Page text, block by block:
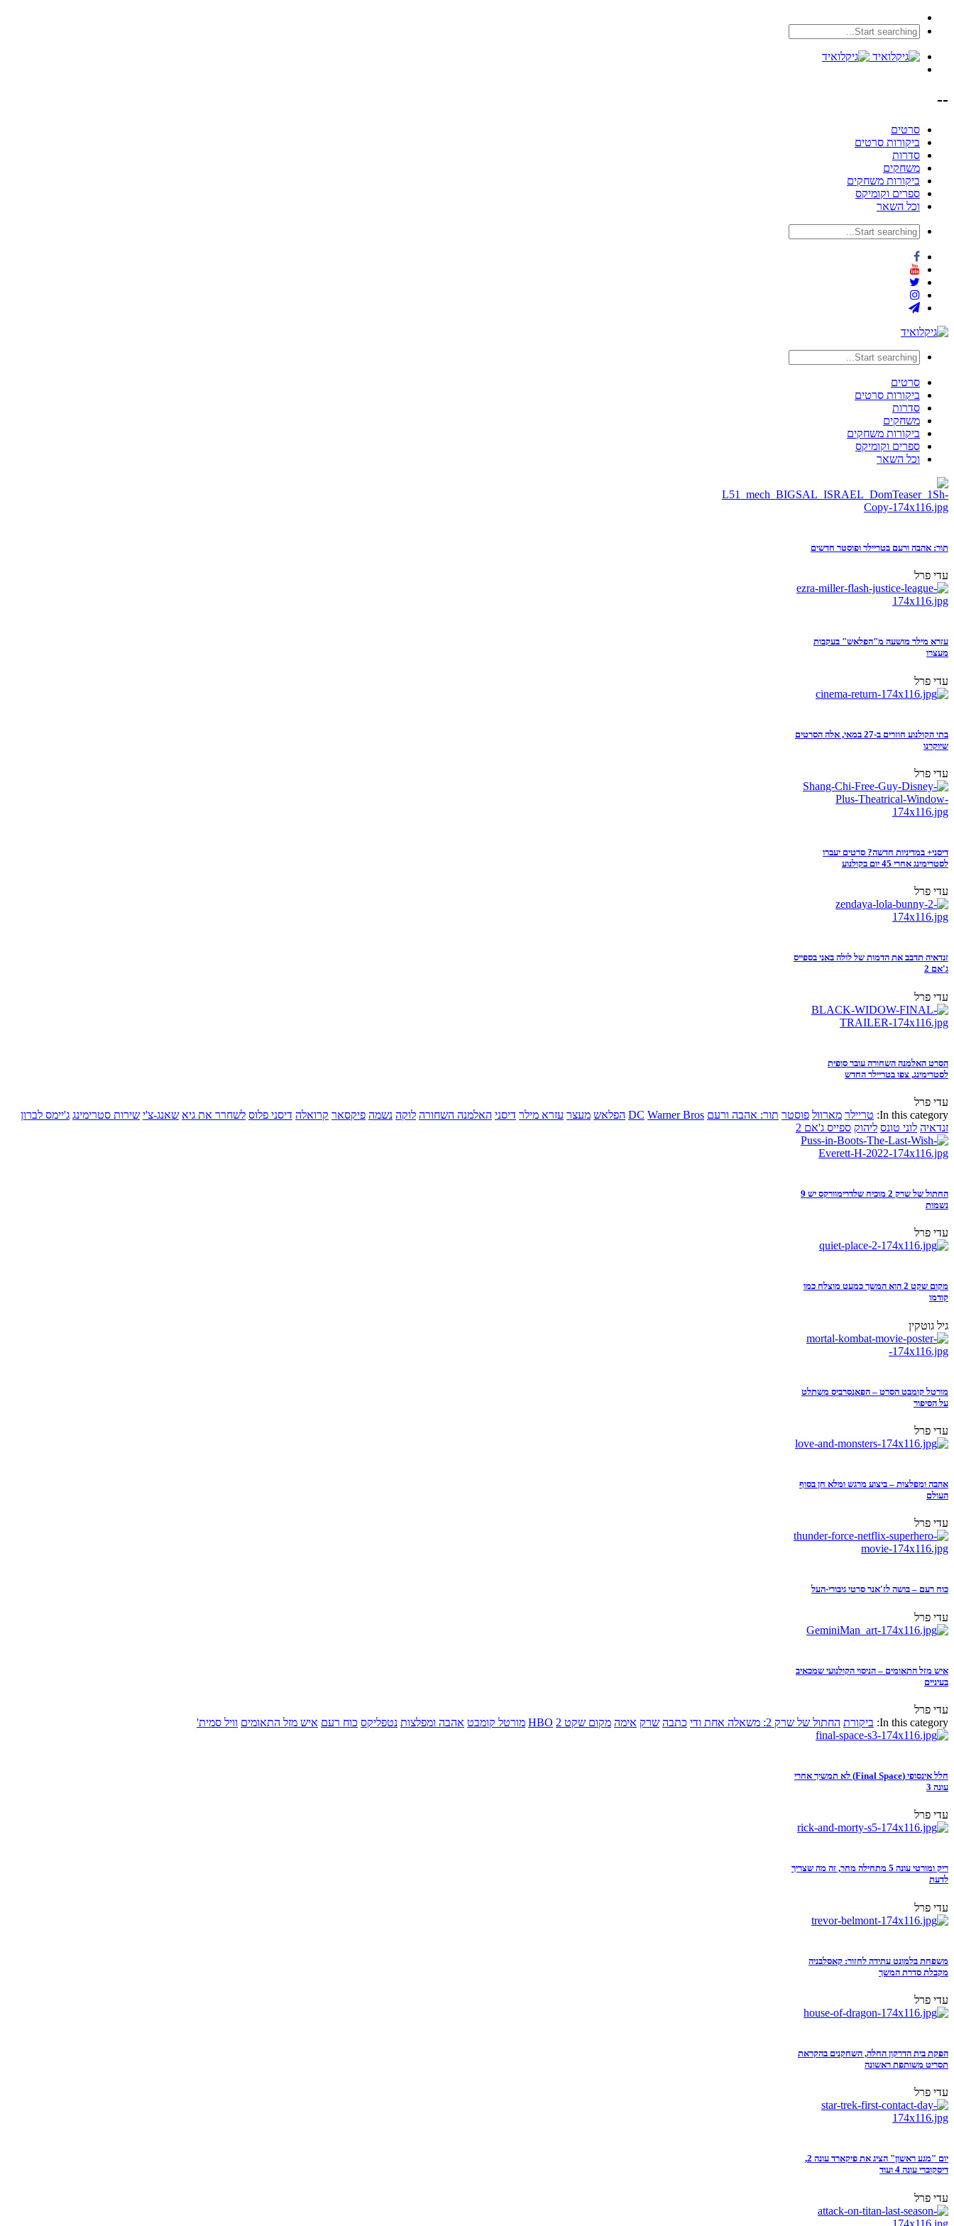
--
סרטים
ביקורות סרטים
סדרות
משחקים
ביקורות משחקים
ספרים וקומיקס
וכל השאר
סרטים
ביקורות סרטים
סדרות
משחקים
ביקורות משחקים
ספרים וקומיקס
וכל השאר
תור: אהבה ורעם בטריילר ופוסטר חדשים
עדי פרל
עזרא מילר מושעה מ"הפלאש" בעקבות
מעצרו
עדי פרל
בתי הקולנוע חוזרים ב-27 במאי, אלה הסרטים
שיוקרנו
עדי פרל
דיסני+ במדיניות חדשה? סרטים יעברו
לסטרימינג אחרי 45 יום בקולנוע
עדי פרל
זנדאיה תדבב את הדמות של לולה באני בספייס
ג'אם 2
עדי פרל
הסרט האלמנה השחורה עובר סופית
לסטרימינג, צפו בטריילר החדש
עדי פרל
In this category: טריילר מארוול פוסטר תור: אהבה ורעם DC Warner Bros הפלאש מעצר עזרא מילר דיסני האלמנה השחורה לוקה נשמה פיקסאר קרואלה דיסני פלוס לשחרר את גיא שאנג-צ'י שירות סטרימינג ג'יימס לברון
זנדאיה לוני טונס ליהוק ספייס ג'אם 2
החתול של שרק 2 מוכיח שלדרימוורקס יש 9
נשמות
עדי פרל
מקום שקט 2 הוא המשך כמעט מוצלח כמו
קודמו
גיל גוטקין
מורטל קומבט הסרט – הפאנסרביס משתלט
על הסיפור
עדי פרל
אהבה ומפלצות – ביצוע מרגש ומלא חן בסוף
העולם
עדי פרל
כוח רעם – בושה לז'אנר סרטי גיבורי-העל
עדי פרל
איש מזל התאומים – הניסוי הקולנועי שמכאיב
בעיניים
עדי פרל
In this category: ביקורת החתול של שרק 2: משאלה אחת ודי כתבה שרק אימה מקום שקט 2 HBO מורטל קומבט אהבה ומפלצות נטפליקס כוח רעם איש מזל התאומים וויל סמית'
חלל אינסופי (Final Space) לא תמשיך אחרי
עונה 3
עדי פרל
ריק ומורטי עונה 5 מתחילה מחר, זה מה שצריך
לדעת
עדי פרל
משפחת בלמונט עתידה לחזור: קאסלבניה
מקבלת סדרת המשך
עדי פרל
הפקת בית הדרקון החלה, השחקנים בהקראת
תסריט משותפת ראשונה
עדי פרל
יום "מגע ראשון" הציג את פיקארד עונה 2,
דיסקוברי עונה 4 ועוד
עדי פרל